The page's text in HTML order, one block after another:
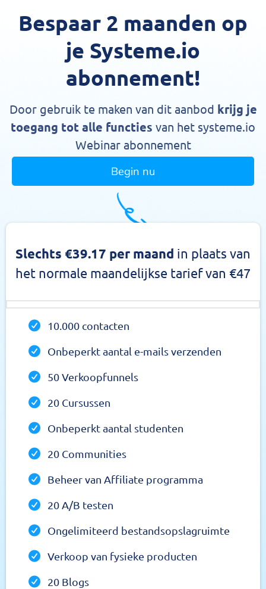
Bespaar 2 maanden op
je Systeme.io
abonnement!
Door gebruik te maken van dit aanbod krijg je
toegang tot alle functies van het systeme.io
Webinar abonnement
Begin nu
Slechts €39.17 per maand in plaats van
het normale maandelijkse tarief van €47
10.000 contacten
Onbeperkt aantal e-mails verzenden
50 Verkoopfunnels
20 Cursussen
Onbeperkt aantal studenten
20 Communities
Beheer van Affiliate programma
20 A/B testen
Ongelimiteerd bestandsopslagruimte
Verkoop van fysieke producten
20 Blogs